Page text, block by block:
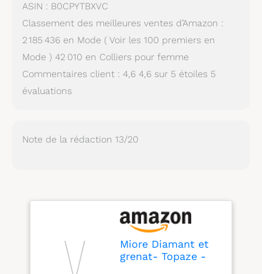
ASIN : B0CPYTBXVC
Classement des meilleures ventes d’Amazon :
2 185 436 en Mode ( Voir les 100 premiers en
Mode ) 42 010 en Colliers pour femme
Commentaires client : 4,6 4,6 sur 5 étoiles 5
évaluations
Note de la rédaction 13/20
Miore Diamant et
grenat- Topaze -